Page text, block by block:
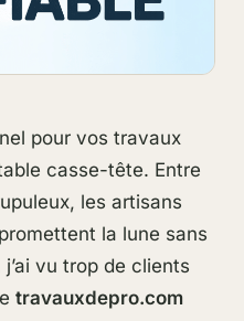
pour vos travaux
casse-tête. Entre
les artisans
la lune sans
vu trop de clients
travauxdepro.com